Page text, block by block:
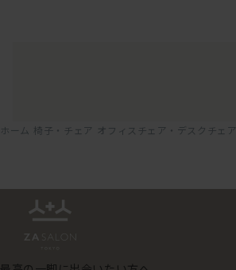
ホーム 椅子・チェア オフィスチェア・デスクチェア